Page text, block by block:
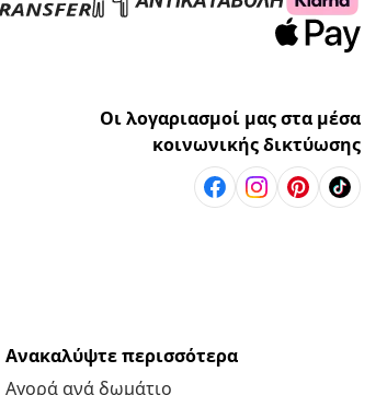
Οι λογαριασμοί μας στα μέσα
κοινωνικής δικτύωσης
Ανακαλύψτε περισσότερα
Αγορά ανά δωμάτιο